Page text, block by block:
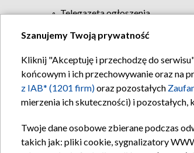
Telegazeta ogłoszenia
Szanujemy Twoją prywatność
Kliknij "Akceptuję i przechodzę do
końcowym i ich przechowywanie oraz na
z IAB* (1201 firm)oraz pozostałych
mierzenia ich skuteczności) i
Twoje dane osobowe zbierane podczas
takich jak: pliki cookie, sygnalizatory